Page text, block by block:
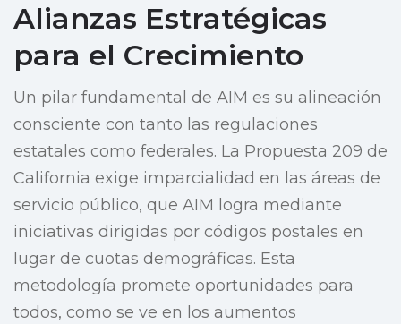
Alianzas Estratégicas
para el Crecimiento
Un pilar fundamental de AIM es su alineación
consciente con tanto las regulaciones
estatales como federales. La Propuesta 209 de
California exige imparcialidad en las áreas de
servicio público, que AIM logra mediante
iniciativas dirigidas por códigos postales en
lugar de cuotas demográficas. Esta
metodología promete oportunidades para
todos, como se ve en los aumentos